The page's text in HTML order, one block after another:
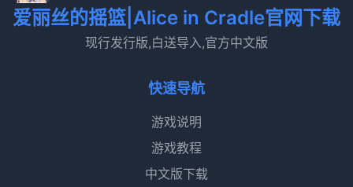
爱丽丝的摇篮|Alice in Cradle官网下载
现行发行版,白送导入,官方中文版
快速导航
游戏说明
游戏教程
中文版下载